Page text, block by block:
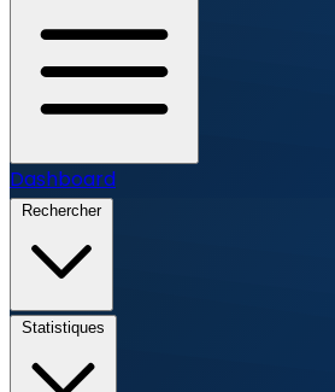
Dashboard
Rechercher
Statistiques